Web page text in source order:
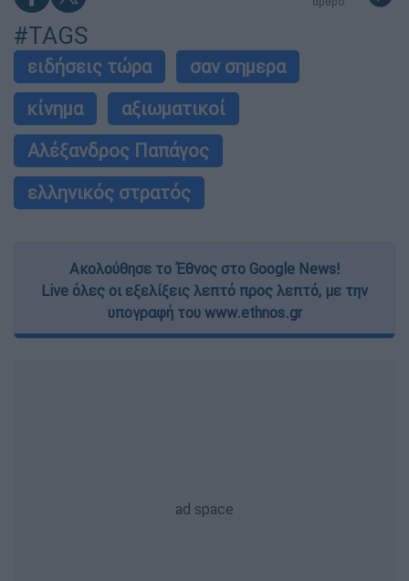
#TAGS
ειδήσεις τώρα
σαν σημερα
κίνημα
αξιωματικοί
Αλέξανδρος Παπάγος
ελληνικός στρατός
Ακολούθησε το Έθνος στο Google News!
Live όλες οι εξελίξεις λεπτό προς λεπτό, με την
υπογραφή του www.ethnos.gr